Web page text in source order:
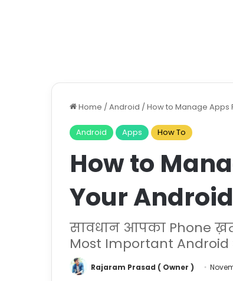
Home /Android /How to Manage Apps
Android Apps How To
How to
Your
सावधान आपका Phone
Most Important Android
Rajaram Prasad ( Owner )